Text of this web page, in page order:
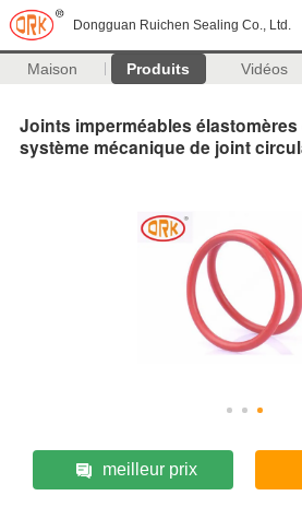
Dongguan Ruichen Sealing Co., Ltd.
Maison Produits Vidéos
Joints imperméables
système mécanique de joint
meilleur prix